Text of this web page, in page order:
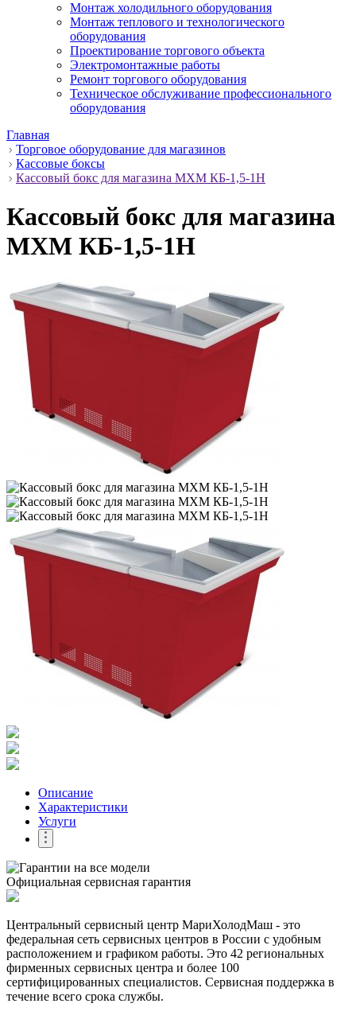
Монтаж холодильного оборудования
Монтаж теплового и технологического
оборудования
Проектирование торгового объекта
Электромонтажные работы
Ремонт торгового оборудования
Техническое обслуживание профессионального
оборудования
Главная
Торговое оборудование для магазинов
Кассовые боксы
Кассовый бокс для магазина МХМ КБ-1,5-1Н
Кассовый бокс для магазина
МХМ КБ-1,5-1Н
Описание
Характеристики
Услуги
Официальная сервисная гарантия
Центральный сервисный центр МариХолодМаш - это
федеральная сеть сервисных центров в России с удобным
расположением и графиком работы. Это 42 региональных
фирменных сервисных центра и более 100
сертифицированных специалистов. Сервисная поддержка в
течение всего срока службы.